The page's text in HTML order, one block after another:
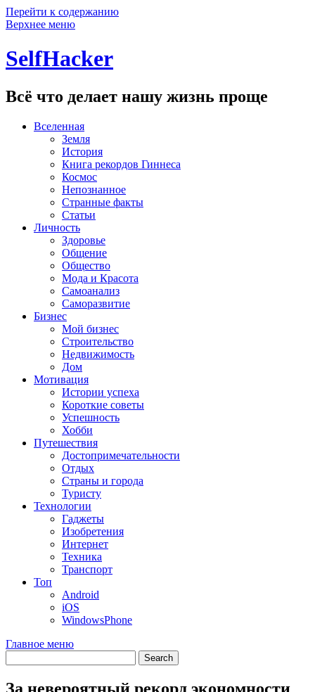
Перейти к содержанию
Верхнее меню
SelfHacker
Всё что делает нашу жизнь проще
Вселенная
Земля
История
Книга рекордов Гиннеса
Космос
Непознанное
Странные факты
Статьи
Личность
Здоровье
Общение
Общество
Мода и Красота
Самоанализ
Саморазвитие
Бизнес
Мой бизнес
Строительство
Недвижимость
Дом
Мотивация
Истории успеха
Короткие советы
Успешность
Хобби
Путешествия
Достопримечательности
Отдых
Страны и города
Туристу
Технологии
Гаджеты
Изобретения
Интернет
Техника
Транспорт
Топ
Android
iOS
WindowsPhone
Главное меню
За невероятный рекорд экономности